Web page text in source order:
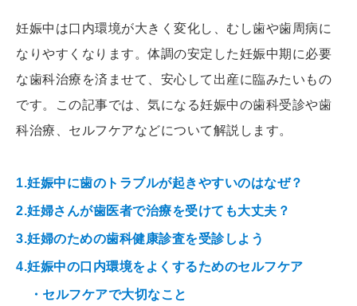
妊娠中は口内環境が大きく変化し、むし歯や歯周病に
なりやすくなります。体調の安定した妊娠中期に必要
な歯科治療を済ませて、安心して出産に臨みたいもの
です。この記事では、気になる妊娠中の歯科受診や歯
科治療、セルフケアなどについて解説します。
1.妊娠中に歯のトラブルが起きやすいのはなぜ？
2.妊婦さんが歯医者で治療を受けても大丈夫？
3.妊婦のための歯科健康診査を受診しよう
4.妊娠中の口内環境をよくするためのセルフケア
・セルフケアで大切なこと